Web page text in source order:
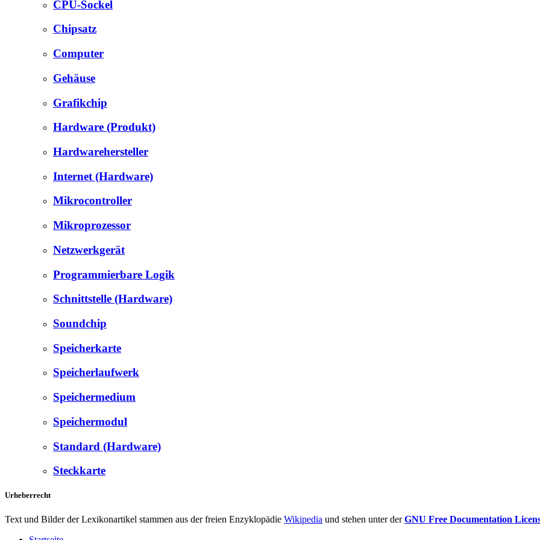
CPU-Sockel
Chipsatz
Computer
Gehäuse
Grafikchip
Hardware (Produkt)
Hardwarehersteller
Internet (Hardware)
Mikrocontroller
Mikroprozessor
Netzwerkgerät
Programmierbare Logik
Schnittstelle (Hardware)
Soundchip
Speicherkarte
Speicherlaufwerk
Speichermedium
Speichermodul
Standard (Hardware)
Steckkarte
Urheberrecht
Text und Bilder der Lexikonartikel stammen aus der freien Enzyklopädie Wikipedia und stehen unter derGNU Free Documentation